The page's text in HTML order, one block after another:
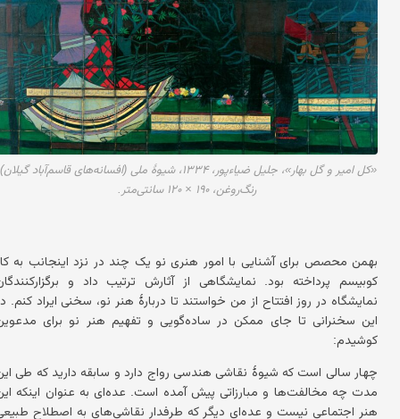
«کل امیر و گل بهار»، جلیل ضیاءپور، ۱۳۳۴، شیوهٔ ملی (افسانه‌های قاسم‌آباد
رنگ‌روغن، ۱۹۰ × ۱۲۰ سانتی‌متر.
بهمن محصص برای آشنایی با امور هنری نو یک چند در نزد اینجانب به
کوبیسم پرداخته بود. نمایشگاهی از آثارش ترتیب داد و
نمایشگاه در روز افتتاح از من خواستند تا دربارهٔ هنر نو، سخنی ایراد کنم.
این سخنرانی تا جای ممکن در ساده‌گویی و تفهیم هنر نو برای
کوشیدم:
چهار سالی است که شیوهٔ نقاشی هندسی رواج دارد و سابقه دارید که طی
مدت چه مخالفت‌ها و مبارزاتی پیش آمده است. عده‌ای به عنوان اینکه
هنر اجتماعی نیست و عده‌ای دیگر که طرفدار نقاشی‌های به اصطلاح